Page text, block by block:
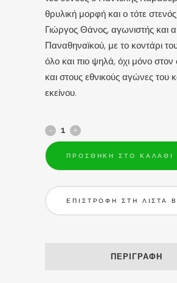
θρυλική μορφή και ο τότε
Γιώργος Θάνος, αγωνιστής και
Παναθηναϊκού, με το κοντάρι
όλο και πιο ψηλά, όχι μόνο στον
και στους εθνικούς αγώνες του
εκείνου.
ΠΡΟΣΘΉΚΗ ΣΤΟ ΚΑΛΆΘΙ
ΕΠΙΣΤΡΟΦΗ ΣΤΗ ΛΙΣΤΑ
ΠΕΡΙΓΡΑΦΉ